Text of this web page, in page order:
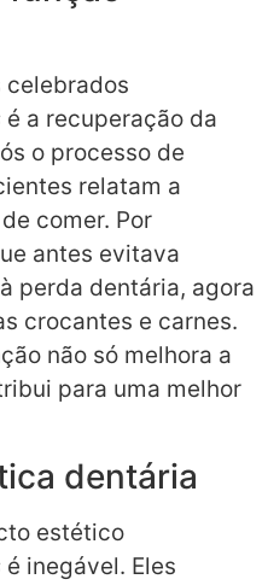
celebrados
é a recuperação da
o processo de
relatam a
comer. Por
antes evitava
perda dentária, agora
crocantes e carnes.
não só melhora a
para uma melhor
dentária
estético
é inegável. Eles